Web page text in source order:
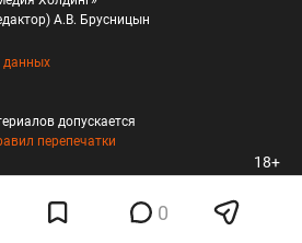
0
А.В. Брусницын
данных
допускается
перепечатки
18+